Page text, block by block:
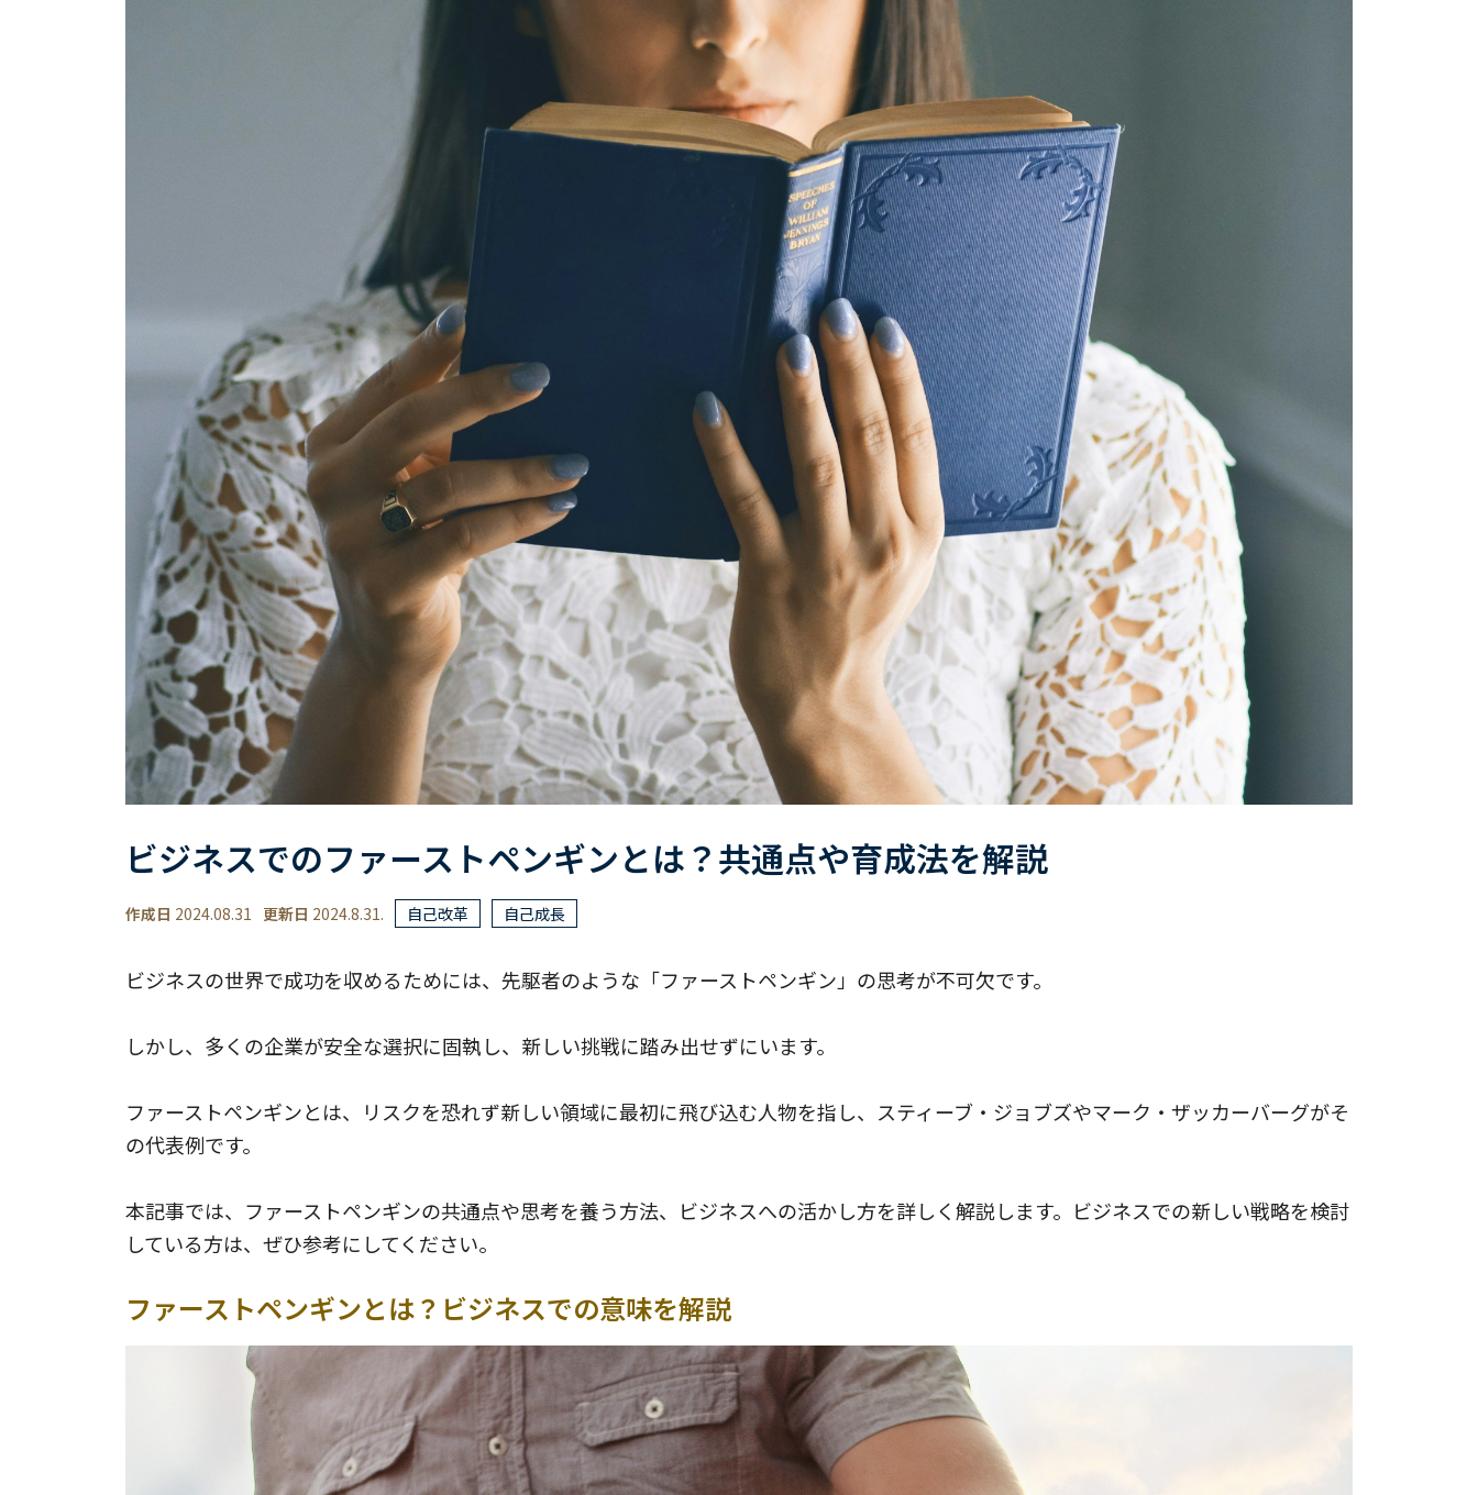
ビジネスでのファーストペンギンとは？共通点や育成法を解説
作成日 2024.08.31 更新日 2024.8.31. 自己改革 自己成長
ビジネスの世界で成功を収めるためには、先駆者のような「ファーストペンギン」の思考が不可欠です。
しかし、多くの企業が安全な選択に固執し、新しい挑戦に踏み出せずにいます。
ファーストペンギンとは、リスクを恐れず新しい領域に最初に飛び込む人物を指し、スティーブ・ジョブズやマーク・ザッカーバーグがそ
の代表例です。
本記事では、ファーストペンギンの共通点や思考を養う方法、ビジネスへの活かし方を詳しく解説します。ビジネスでの新しい戦略を検討
している方は、ぜひ参考にしてください。
ファーストペンギンとは？ビジネスでの意味を解説